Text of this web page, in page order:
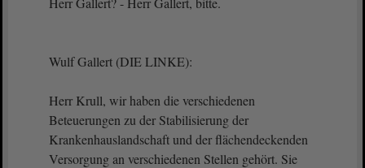
Wulf Gallert (DIE LINKE):
Herr Krull, wir haben die verschiedenen
Beteuerungen zu der Stabilisierung der
Krankenhauslandschaft und der flächendeckenden
Versorgung an verschiedenen Stellen gehört. Sie